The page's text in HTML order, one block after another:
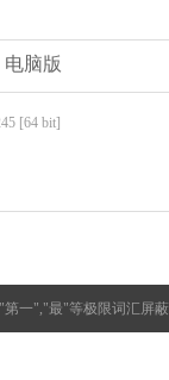
电脑版
[64 bit]
一","最"等极限词汇屏蔽